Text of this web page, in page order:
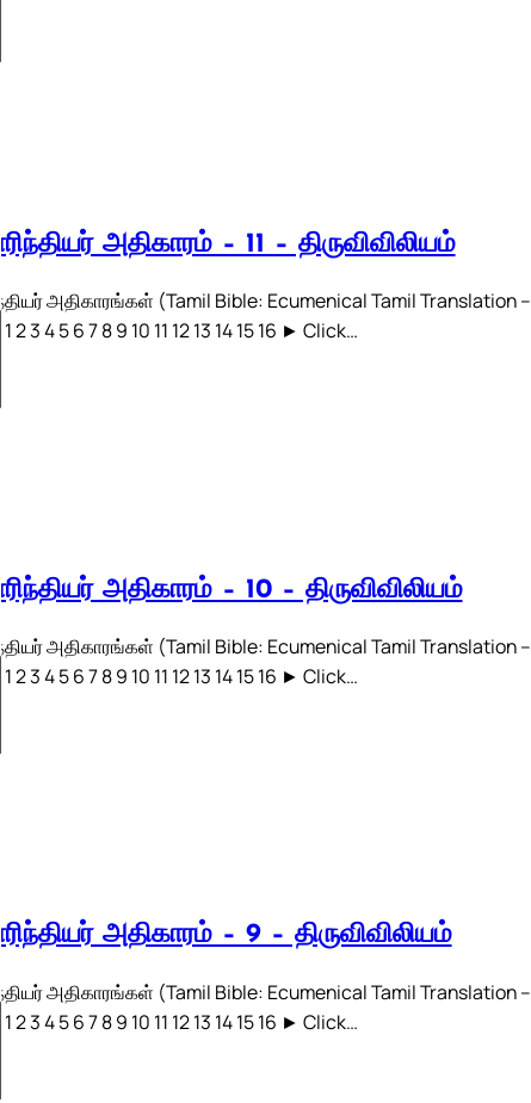
அதிகாரம் – 11 – திருவிவிலியம்
அதிகாரங்கள் (Tamil Bible: Ecumenical Tamil Translation –
2 3 4 5 6 7 8 9 10 11 12 13 14 15 16 ► Click…
அதிகாரம் – 10 – திருவிவிலியம்
அதிகாரங்கள் (Tamil Bible: Ecumenical Tamil Translation –
2 3 4 5 6 7 8 9 10 11 12 13 14 15 16 ► Click…
அதிகாரம் – 9 – திருவிவிலியம்
அதிகாரங்கள் (Tamil Bible: Ecumenical Tamil Translation –
2 3 4 5 6 7 8 9 10 11 12 13 14 15 16 ► Click…